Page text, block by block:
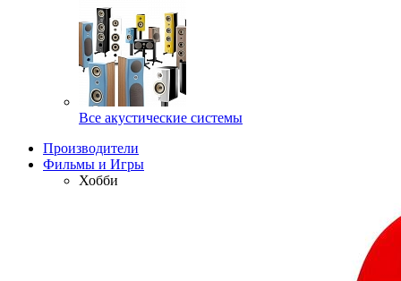
Все акустические системы
Производители
Фильмы и Игры
Хобби